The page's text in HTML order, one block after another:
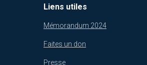
Liens utiles
Mémorandum 2024
Faites un don
Presse